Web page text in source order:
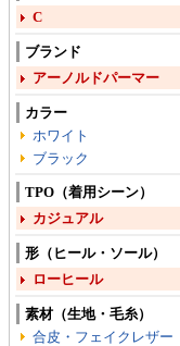
C
ブランド
アーノルドパーマー
カラー
ホワイト
ブラック
TPO（着用シーン）
カジュアル
形（ヒール・ソール）
ローヒール
素材（生地・毛糸）
合皮・フェイクレザー